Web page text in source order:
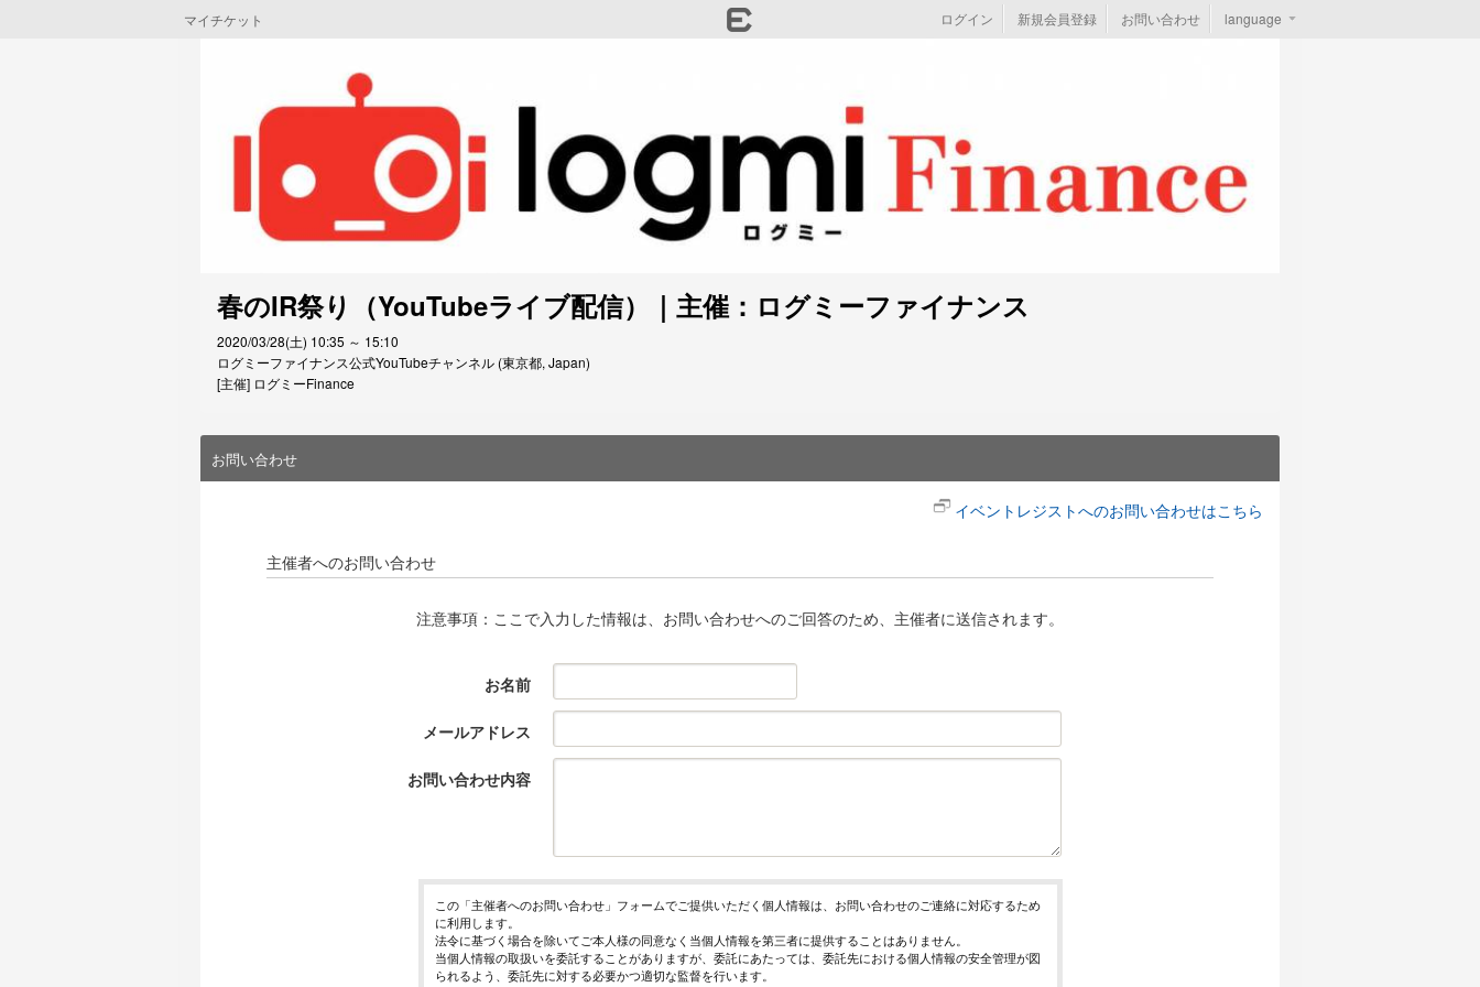
マイチケット ログイン 新規会員登録 お問い合わせ language
春のIR祭り（YouTubeライブ配信）｜主催：ログミーファイナンス
2020/03/28(土) 10:35 ～ 15:10
ログミーファイナンス公式YouTubeチャンネル (東京都, Japan)
[主催] ログミーFinance
お問い合わせ
イベントレジストへのお問い合わせはこちら
主催者へのお問い合わせ
注意事項：ここで入力した情報は、お問い合わせへのご回答のため、主催者に送信されます。
お名前
メールアドレス
お問い合わせ内容
この「主催者へのお問い合わせ」フォームでご提供いただく個人情報は、お問い合わせのご連絡に対応するため
に利用します。
法令に基づく場合を除いてご本人様の同意なく当個人情報を第三者に提供することはありません。
当個人情報の取扱いを委託することがありますが、委託にあたっては、委託先における個人情報の安全管理が図
られるよう、委託先に対する必要かつ適切な監督を行います。